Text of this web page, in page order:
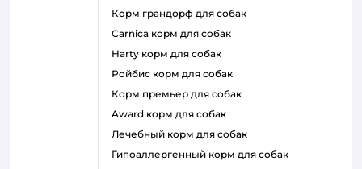
корм грандорф для собак
carnica корм для собак
harty корм для собак
ройбис корм для собак
корм премьер для собак
award корм для собак
лечебный корм для собак
гипоаллергенный корм для собак